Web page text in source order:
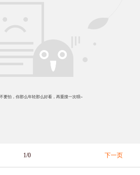
要怕，你那么年轻那么好看，再重搜一次呗~
1/0 下一页